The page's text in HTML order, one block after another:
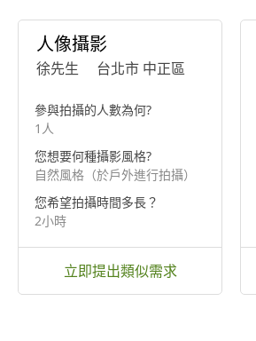
人像攝影
徐先生 台北市 中正區
參與拍攝的人數為何?
1人
您想要何種攝影風格?
自然風格（於戶外進行拍攝）
您希望拍攝時間多長？
2小時
立即提出類似需求